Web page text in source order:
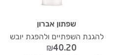
שפתון אברון
להגנת השפתיים ולהפגת יובש
₪40.20